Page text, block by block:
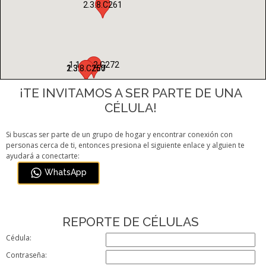
1.3.3.C257
2.3.8.C260
2.3.8.C261
1.10.2.2.C272
¡TE INVITAMOS A SER PARTE DE UNA
CÉLULA!
Si buscas ser parte de un grupo de hogar y encontrar conexión con
personas cerca de ti, entonces presiona el siguiente enlace y alguien te
ayudará a conectarte:
WhatsApp
REPORTE DE CÉLULAS
Cédula:
Contraseña: